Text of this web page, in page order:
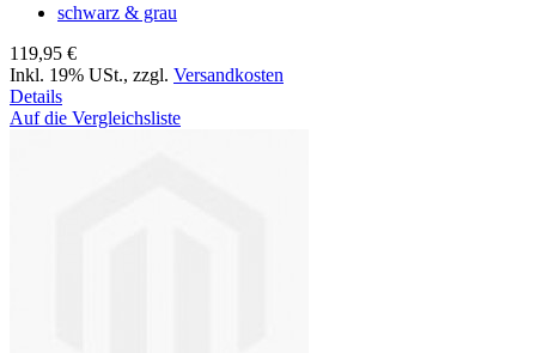
schwarz & grau
119,95 €
Inkl. 19% USt., zzgl. Versandkosten
Details
Auf die Vergleichsliste